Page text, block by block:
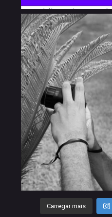
Carregar mais